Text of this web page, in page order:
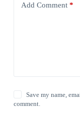
Add Comment*
Save my name,
comment.